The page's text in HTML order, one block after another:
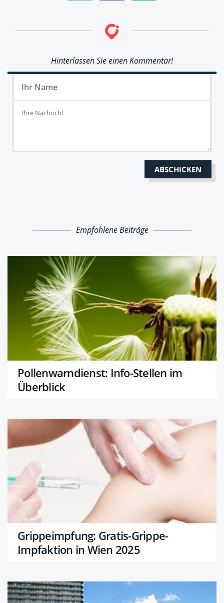
Hinterlassen Sie einen Kommentar!
Empfohlene Beiträge
Pollenwarndienst: Info-Stellen im
Überblick
Grippeimpfung: Gratis-Grippe-
Impfaktion in Wien 2025